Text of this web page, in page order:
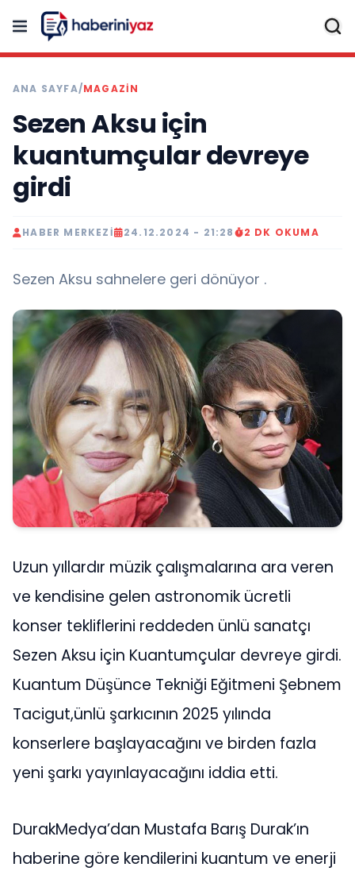
ANA SAYFA/MAGAZİN
Sezen Aksu için
kuantumçular devreye
girdi
HABER MERKEZI 24.12.2024 - 21:28 2 DK OKUMA
Sezen Aksu sahnelere geri dönüyor .
Uzun yıllardır müzik çalışmalarına ara veren
ve kendisine gelen astronomik ücretli
konser tekliflerini reddeden ünlü sanatçı
Sezen Aksu için Kuantumçular devreye girdi.
Kuantum Düşünce Tekniği Eğitmeni Şebnem
Tacigut,ünlü şarkıcının 2025 yılında
konserlere başlayacağını ve birden fazla
yeni şarkı yayınlayacağını iddia etti.
DurakMedya’dan Mustafa Barış Durak’ın
haberine göre kendilerini kuantum ve enerji